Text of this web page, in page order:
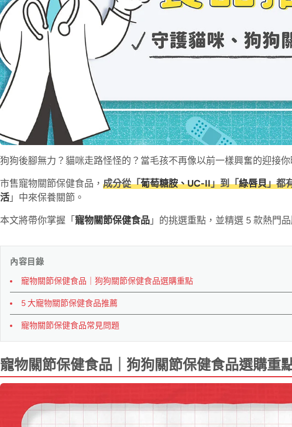
狗狗後腳無力？貓咪走路怪怪的？當毛孩不再像以前一樣興奮的迎接
市售寵物關節保健食品， 成分從「葡萄糖胺、UC-II」到「綠唇貝」都
活 」中來保養關節。
本文將帶你掌握「 寵物關節保健食品 」的挑選重點，並精選 5 款熱門
內容目錄
寵物關節保健食品｜狗狗關節保健食品選購重點
5 大寵物關節保健食品推薦
寵物關節保健食品常見問題
寵物關節保健食品｜狗狗關節保健食品選購重